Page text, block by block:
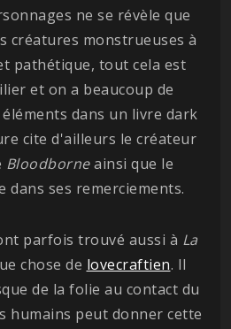
ne se révèle que
créatures monstrueuses à
pathétique, tout cela est
et on a beaucoup de
dans un livre dark
cite d'ailleurs le créateur
Bloodborneainsi que le
dans ses remerciements.
parfois trouvé aussi à La
chose de lovecraftien. Il
de la folie au contact du
humains peut donner cette